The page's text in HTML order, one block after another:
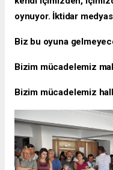
oynuyor. İktidar
Biz bu oyuna
Bizim mücadelemiz
Bizim mücadelemiz